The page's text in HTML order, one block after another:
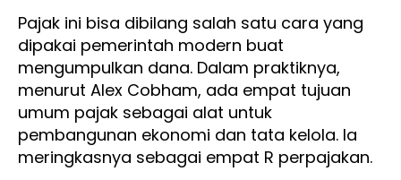
Pajak ini bisa dibilang salah satu cara yang
dipakai pemerintah modern buat
mengumpulkan dana. Dalam praktiknya,
menurut Alex Cobham, ada empat tujuan
umum pajak sebagai alat untuk
pembangunan ekonomi dan tata kelola. Ia
meringkasnya sebagai empat R perpajakan.